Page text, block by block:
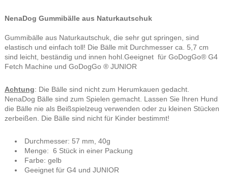
NenaDog Gummibälle aus Naturkautschuk
Gummibälle aus Naturkautschuk, die sehr gut springen, sind
elastisch und einfach toll! Die Bälle mit Durchmesser ca. 5,7 cm
sind leicht, beständig und innen hohl.Geeignet für GoDogGo® G4
Fetch Machine und GoDogGo ® JUNIOR
Achtung: Die Bälle sind nicht zum Herumkauen gedacht.
NenaDog Bälle sind zum Spielen gemacht. Lassen Sie Ihren Hund
die Bälle nie als Beißspielzeug verwenden oder zu kleinen Stücken
zerbeißen. Die Bälle sind nicht für Kinder bestimmt!
Durchmesser: 57 mm, 40g
Menge: 6 Stück in einer Packung
Farbe: gelb
Geeignet für G4 und JUNIOR